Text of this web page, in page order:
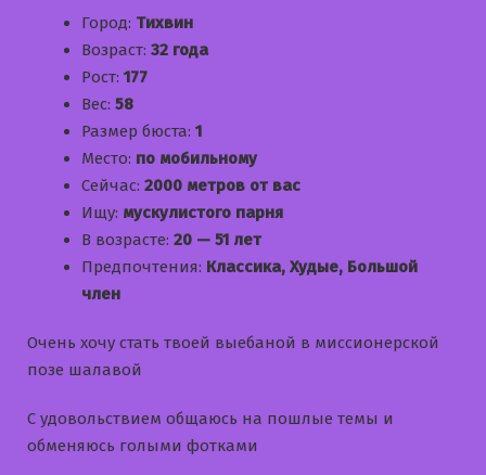
Город: Тихвин
Возраст: 32 года
Рост: 177
Вес: 58
Размер бюста: 1
Место: по мобильному
Сейчас: 2000 метров от вас
Ищу: мускулистого парня
В возрасте: 20 — 51 лет
Предпочтения: Классика, Худые, Большой
член
Очень хочу стать твоей выебаной в миссионерской
позе шалавой
С удовольствием общаюсь на пошлые темы и
обменяюсь голыми фотками